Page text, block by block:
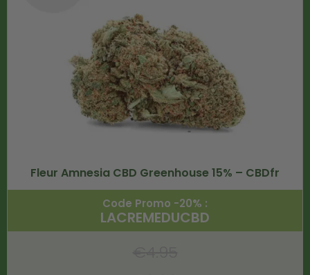
Fleur Amnesia CBD Greenhouse 15% – CBDfr
Code Promo -20% :
LACREMEDUCBD